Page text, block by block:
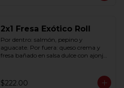
2x1 Fresa Exótico Roll
Por dentro: salmón, pepino y
aguacate. Por fuera: queso crema y
fresa bañado en salsa dulce con ajonjolí
$222.00